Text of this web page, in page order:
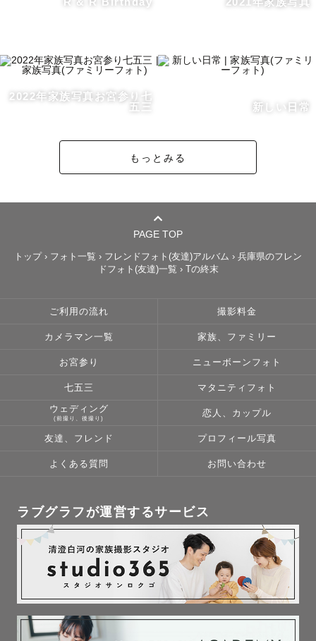
2022年家族写真お宮参り七
五三
新しい日常
もっとみる
PAGE TOP
トップ › フォト一覧 › フレンドフォト(友達)アルバム › 兵庫県のフレン
ドフォト(友達)一覧 › Tの終末
ご利用の流れ 撮影料金
カメラマン一覧 家族、ファミリー
お宮参り ニューボーンフォト
七五三 マタニティフォト
ウェディング
(前撮り、後撮り)
恋人、カップル
友達、フレンド プロフィール写真
よくある質問 お問い合わせ
ラブグラフが運営するサービス